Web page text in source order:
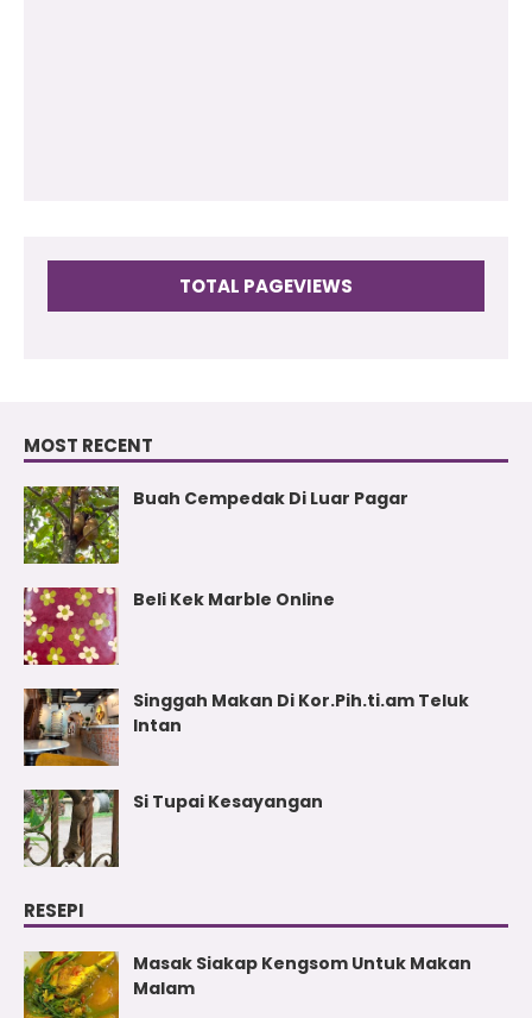
TOTAL PAGEVIEWS
MOST RECENT
Buah Cempedak Di Luar Pagar
Beli Kek Marble Online
Singgah Makan Di Kor.Pih.ti.am Teluk
Intan
Si Tupai Kesayangan
RESEPI
Masak Siakap Kengsom Untuk Makan
Malam